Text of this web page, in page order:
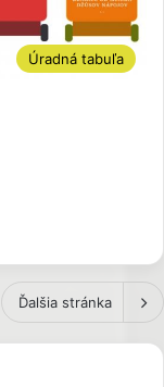
Úradná tabuľa
Ďalšia stránka